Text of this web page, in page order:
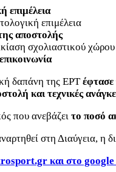
επιμέλεια
επιμέλεια
αποστολής
σχολιαστικού χώρου
δαπάνη της ΕΡΤέφτασε
και τεχνικές
που ανεβάζει το ποσό
στη Διαύγεια, η
και στο google